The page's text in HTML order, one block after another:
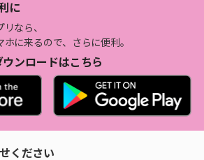
に
なら、
に来るので、さらに便利。
ウンロードはこちら
ください